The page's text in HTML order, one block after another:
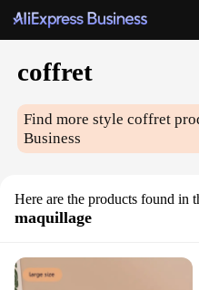
coffret
Find more stylecoffret
Business
Here are the products found in
maquillage